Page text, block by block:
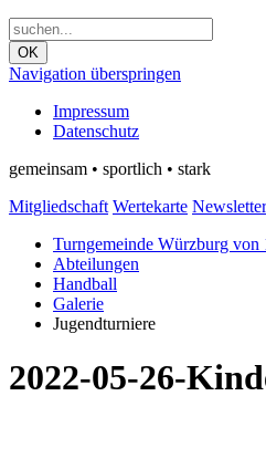
OK
Navigation überspringen
Impressum
Datenschutz
gemeinsam • sportlich • stark
Mitgliedschaft Wertekarte Newsletter
Turngemeinde Würzburg von
Abteilungen
Handball
Galerie
Jugendturniere
2022-05-26-